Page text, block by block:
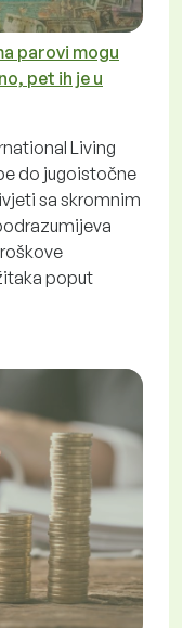
parovi mogu
pet ih je u
Living
do jugoistočne
sa skromnim
poput